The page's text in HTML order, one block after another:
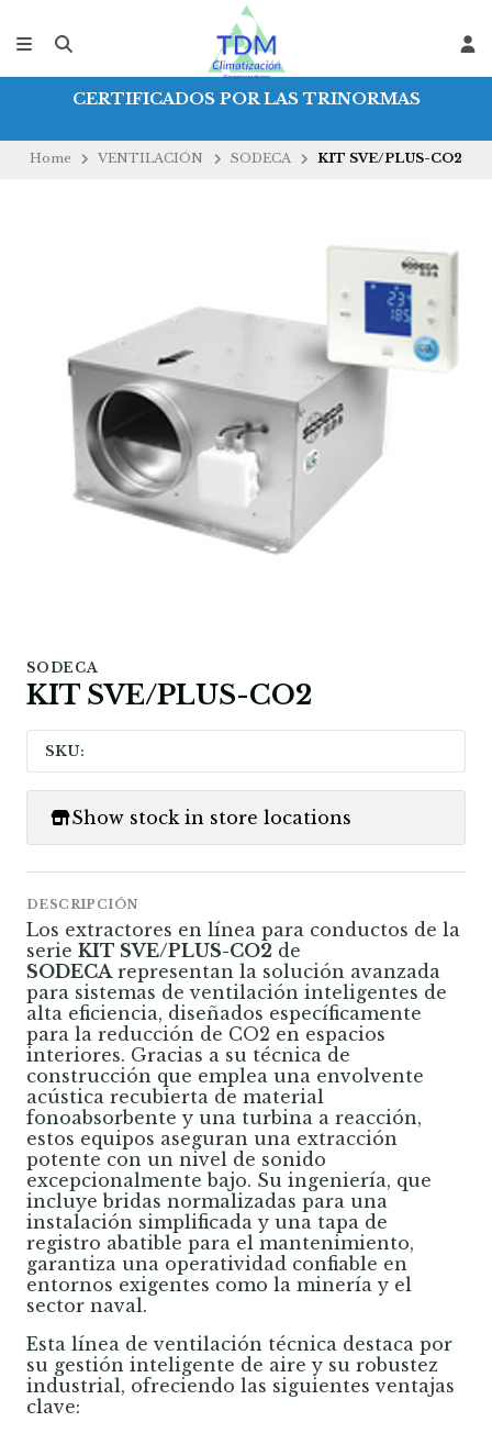
CERTIFICADOS POR LAS TRINORMAS
Home VENTILACIÓN SODECA KIT SVE/PLUS-CO2
SODECA
KIT SVE/PLUS-CO2
SKU:
Show stock in store locations
DESCRIPCIÓN
Los extractores en línea para conductos de la
serie KIT SVE/PLUS-CO2 de
SODECArepresentan la solución avanzada
para sistemas de ventilación inteligentes de
alta eficiencia, diseñados específicamente
para la reducción de CO2 en espacios
interiores. Gracias a su técnica de
construcción que emplea una envolvente
acústica recubierta de material
fonoabsorbente y una turbina a reacción,
estos equipos aseguran una extracción
potente con un nivel de sonido
excepcionalmente bajo. Su ingeniería, que
incluye bridas normalizadas para una
instalación simplificada y una tapa de
registro abatible para el mantenimiento,
garantiza una operatividad confiable en
entornos exigentes como la minería y el
sector naval.
Esta línea de ventilación técnica destaca por
su gestión inteligente de aire y su robustez
industrial, ofreciendo las siguientes ventajas
clave: